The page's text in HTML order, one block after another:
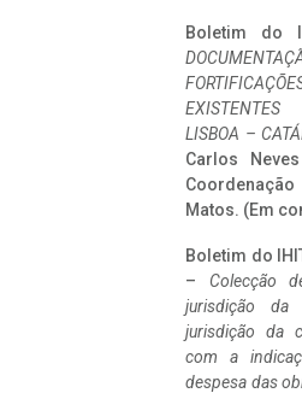
Boletim do
LISBOA –
Carlos
Matos. (Em
Boletim do
– Colecção
jurisdição
jurisdição da
com a
despesa das